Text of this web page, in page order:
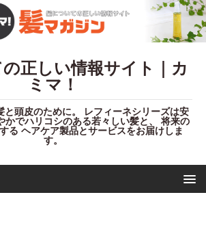
正しい情報サイト｜カ
ミマ！
と頭皮のために。 レフィーネシリーズは安
かでハリコシのある若々しい髪と、 将来の
る ヘアケア製品とサービスをお届けしま
す。